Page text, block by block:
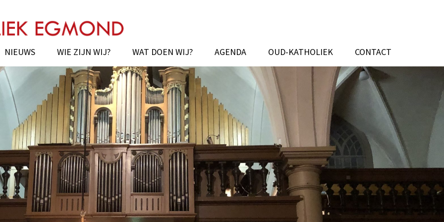
van Egmond
NIEUWS WIE ZIJN WIJ? WAT DOEN WIJ? AGENDA OUD-KATHOLIEK CONTACT